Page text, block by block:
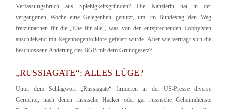
Verfassungsbruch aus Spießigkeitsgründen? Die Kanzlerin hat in der
vergangenen Woche eine Gelegenheit genutzt, um im Bundestag den Weg
freizumachen für die „Ehe für alle“, was von den entsprechenden Lobbyisten
anschließend mit Regenbogenfolklore gefeiert wurde. Aber wie verträgt sich die
beschlossene Änderung des BGB mit dem Grundgesetz?
„RUSSIAGATE“: ALLES LÜGE?
Unter dem Schlagwort „Russiagate“ firmieren in der US-Presse diverse
Gerüchte, nach denen russische Hacker oder gar russische Geheimdienste